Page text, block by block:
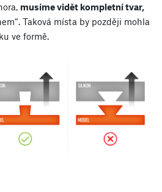
musíme vidět kompletní tvar,
Taková místa by později mohla
ve formě.